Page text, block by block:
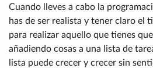
Cuando lleves a cabo la
has de ser realista y tener claro el
para realizar aquello que tienes
añadiendo cosas a una lista de
lista puede crecer y crecer sin